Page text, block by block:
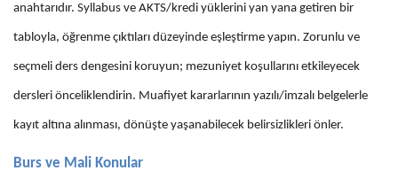
anahtarıdır. Syllabus ve AKTS/kredi yüklerini yan yana getiren bir
tabloyla, öğrenme çıktıları düzeyinde eşleştirme yapın. Zorunlu ve
seçmeli ders dengesini koruyun; mezuniyet koşullarını etkileyecek
dersleri önceliklendirin. Muafiyet kararlarının yazılı/imzalı belgelerle
kayıt altına alınması, dönüşte yaşanabilecek belirsizlikleri önler.
Burs ve Mali Konular